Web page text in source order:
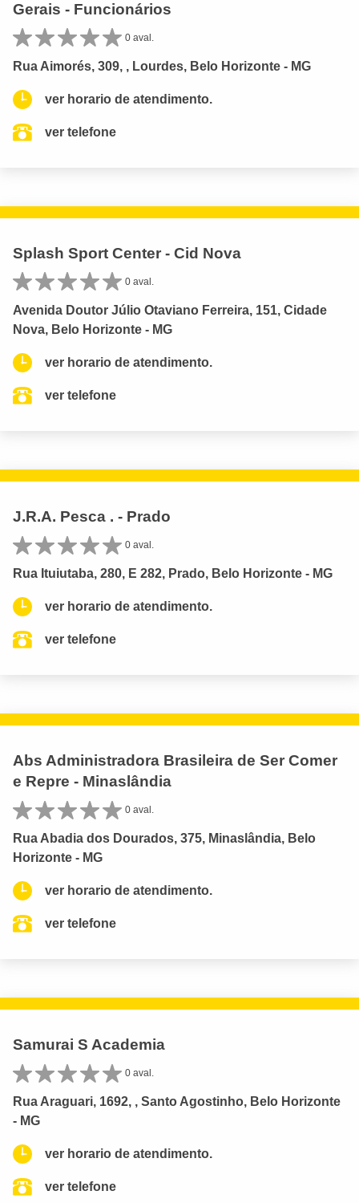
Gerais - Funcionários
0 aval.
Rua Aimorés, 309, , Lourdes, Belo Horizonte - MG
ver horario de atendimento.
ver telefone
Splash Sport Center - Cid Nova
0 aval.
Avenida Doutor Júlio Otaviano Ferreira, 151, Cidade
Nova, Belo Horizonte - MG
ver horario de atendimento.
ver telefone
J.R.A. Pesca . - Prado
0 aval.
Rua Ituiutaba, 280, E 282, Prado, Belo Horizonte - MG
ver horario de atendimento.
ver telefone
Abs Administradora Brasileira de Ser Comer
e Repre - Minaslândia
0 aval.
Rua Abadia dos Dourados, 375, Minaslândia, Belo
Horizonte - MG
ver horario de atendimento.
ver telefone
Samurai S Academia
0 aval.
Rua Araguari, 1692, , Santo Agostinho, Belo Horizonte
- MG
ver horario de atendimento.
ver telefone